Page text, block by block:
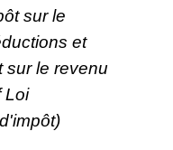
sur le
et
sur le revenu
Loi